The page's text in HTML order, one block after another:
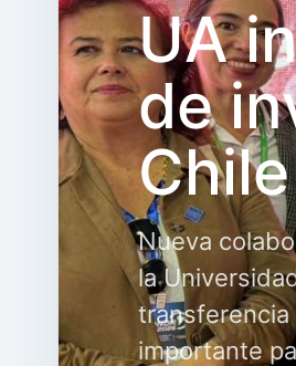
UA
de
Chile
Nueva
la
transferencia
importante